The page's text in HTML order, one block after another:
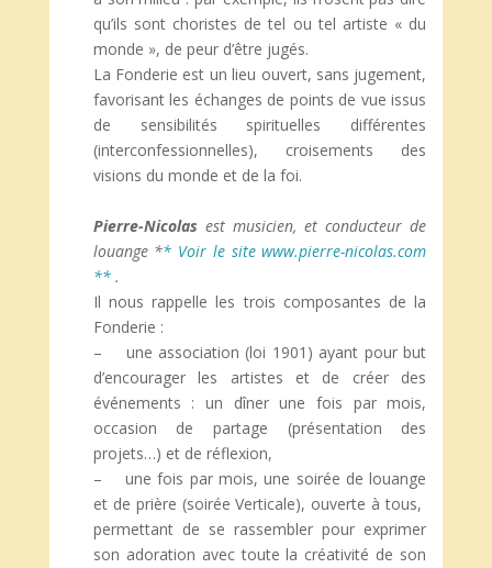
qu’ils sont choristes de tel ou tel artiste « du
monde », de peur d’être jugés.
La Fonderie est un lieu ouvert, sans jugement,
favorisant les échanges de points de vue issus
de sensibilités spirituelles différentes
(interconfessionnelles), croisements des
visions du monde et de la foi.
Pierre-Nicolas est musicien, et conducteur de
louange ** Voir le site www.pierre-nicolas.com
** .
Il nous rappelle les trois composantes de la
Fonderie :
– une association (loi 1901) ayant pour but
d’encourager les artistes et de créer des
événements : un dîner une fois par mois,
occasion de partage (présentation des
projets…) et de réflexion,
– une fois par mois, une soirée de louange
et de prière (soirée Verticale), ouverte à tous,
permettant de se rassembler pour exprimer
son adoration avec toute la créativité de son